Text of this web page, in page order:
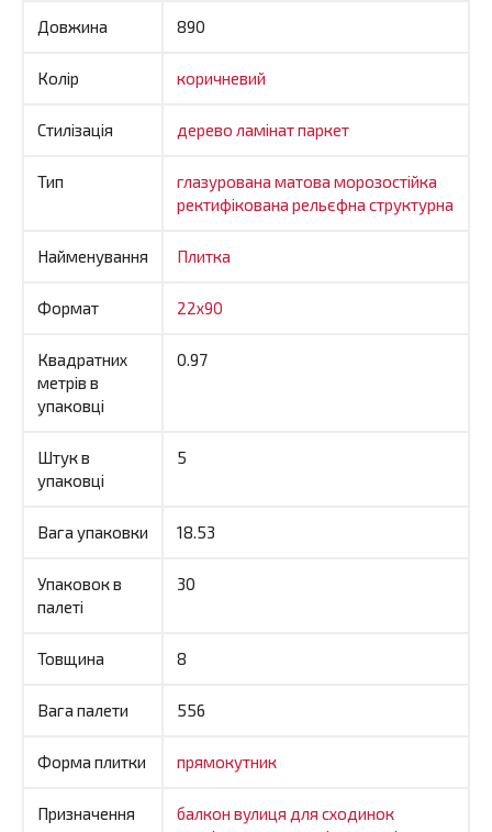
Довжина 890
Колір коричневий
Стилізація дерево ламінатпаркет
Тип глазурована матова морозостійка
ректифікована рельєфна структурна
Найменування Плитка
Формат 22x90
Квадратних
метрів в
упаковці
0.97
Штук в
упаковці
5
Вага упаковки 18.53
Упаковок в
палеті
30
Товщина 8
Вага палети 556
Форма плитки прямокутник
Призначення балкон вулиця для сходинок